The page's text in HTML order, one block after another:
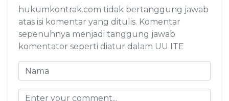
hukumkontrak.com tidak bertanggung jawab
atas isi komentar yang ditulis. Komentar
sepenuhnya menjadi tanggung jawab
komentator seperti diatur dalam UU ITE